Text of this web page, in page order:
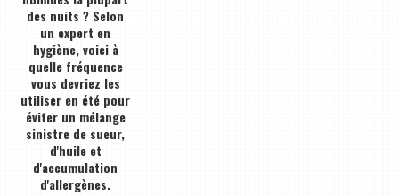
des nuits ? Selon
un expert en
hygiène, voici à
quelle fréquence
vous devriez les
utiliser en été pour
éviter un mélange
sinistre de sueur,
d'huile et
d'accumulation
d'allergènes.